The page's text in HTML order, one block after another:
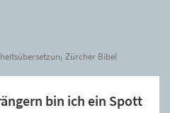
Zürcher Bibel
bin ich ein Spott